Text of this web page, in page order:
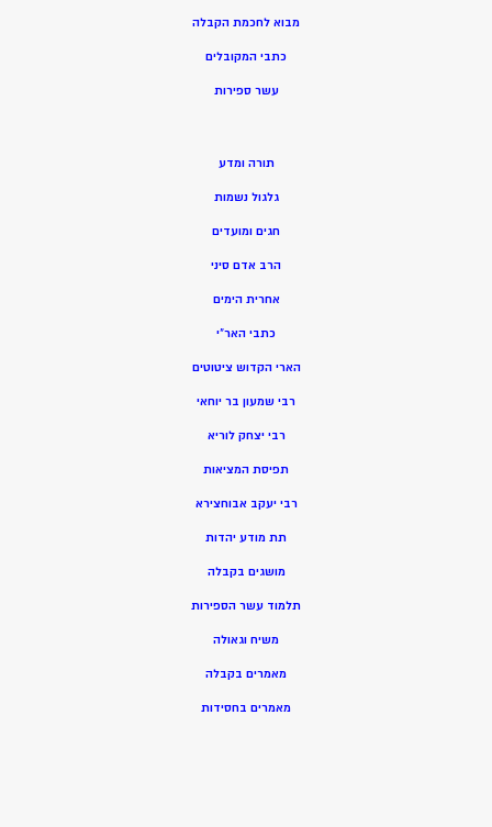
מבוא לחכמת הקבלה
כתבי המקובלים
עשר ספירות
תורה ומדע
גלגול נשמות
חגים ומועדים
הרב אדם סיני
אחרית הימים
כתבי האר”י
הארי הקדוש ציטוטים
רבי שמעון בר יוחאי
רבי יצחק לוריא
תפיסת המציאות
רבי יעקב אבוחצירא
תת מודע יהדות
מושגים בקבלה
תלמוד עשר הספירות
משיח וגאולה
מאמרים בקבלה
מאמרים בחסידות